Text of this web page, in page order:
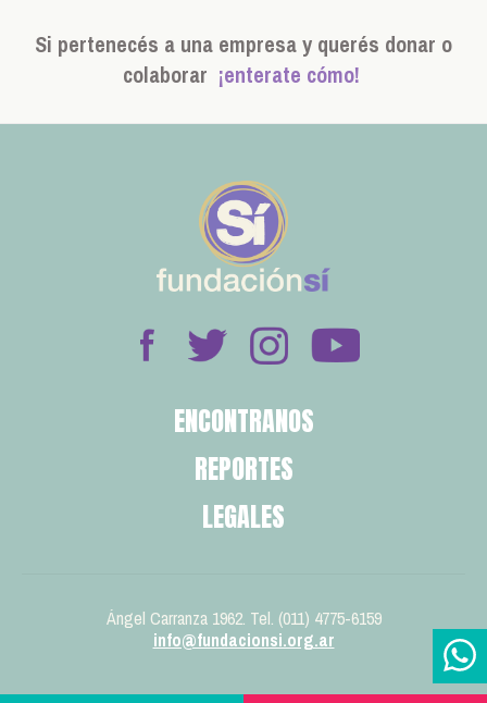
Si pertenecés a una empresa y querés donar o
colaborar ¡enterate cómo!
ENCONTRANOS
REPORTES
LEGALES
Ángel Carranza 1962. Tel. (011) 4775-6159
info@fundacionsi.org.ar